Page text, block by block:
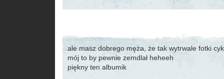
ale masz dobrego męża, że tak wytrwale fotki
mój to by pewnie zemdlał heheeh
piękny ten albumik